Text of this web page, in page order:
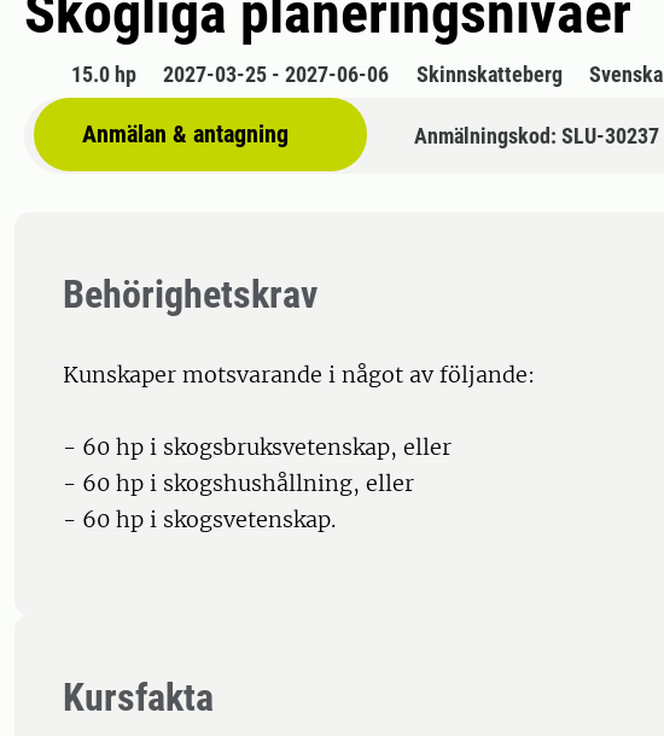
15.0 hp 2027-03-25 - 2027-06-06 Skinnskatteberg Svenska
Anmälan & antagning Anmälningskod: SLU-30237
Behörighetskrav
Kunskaper motsvarande i något av följande:
- 60 hp i skogsbruksvetenskap, eller
- 60 hp i skogshushållning, eller
- 60 hp i skogsvetenskap.
Kursfakta